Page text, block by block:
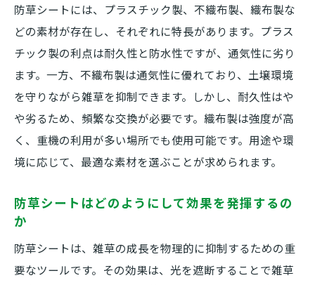
防草シートには、プラスチック製、不織布製、織布製な
どの素材が存在し、それぞれに特長があります。プラス
チック製の利点は耐久性と防水性ですが、通気性に劣り
ます。一方、不織布製は通気性に優れており、土壌環境
を守りながら雑草を抑制できます。しかし、耐久性はや
や劣るため、頻繁な交換が必要です。織布製は強度が高
く、重機の利用が多い場所でも使用可能です。用途や環
境に応じて、最適な素材を選ぶことが求められます。
防草シートはどのようにして効果を発揮するの
か
防草シートは、雑草の成長を物理的に抑制するための重
要なツールです。その効果は、光を遮断することで雑草